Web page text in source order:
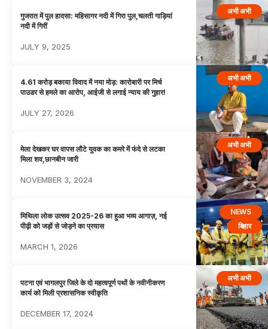
अभी अभी
गुजरात में पुल हादसा: महिसागर नदी में गिरा पुल,चलती गाड़ियां
नदी में गिरीं
JULY 9, 2025
अभी अभी
4.61 करोड़ बकाया विवाद में नया मोड़: कारोबारी पर मिर्च
पाउडर से हमले का आरोप, आईजी से लगाई न्याय की गुहार!
JULY 27, 2026
अभी अभी
मेला देखकर घर वापस लौटे युवक का कमरे में फंदे से लटका
मिला शव,छानबीन जारी
NOVEMBER 3, 2024
NEWS
बिहार
मिथिला लोक उत्सव 2025-26 का हुआ भव्य आगाज़, नई
पीढ़ी को जड़ों से जोड़ने का प्रयास
MARCH 1, 2026
अभी अभी
पटना एवं भागलपुर जिले के दो महत्वपूर्ण पथों के नवीनीकरण
कार्य को मिली प्रशासनिक स्वीकृति
DECEMBER 17, 2024